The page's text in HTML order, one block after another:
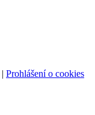
| Prohlášení o cookies